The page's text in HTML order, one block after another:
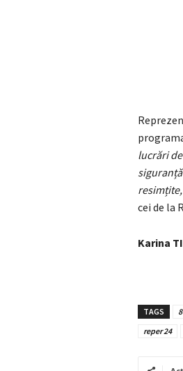
lucrări
cei de la
Karina
TAGS
reper 24